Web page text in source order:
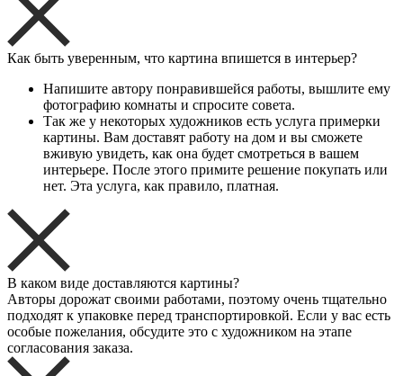
Как быть уверенным, что картина впишется в интерьер?
Напишите автору понравившейся работы, вышлите ему
фотографию комнаты и спросите совета.
Так же у некоторых художников есть услуга примерки
картины. Вам доставят работу на дом и вы сможете
вживую увидеть, как она будет смотреться в вашем
интерьере. После этого примите решение покупать или
нет. Эта услуга, как правило, платная.
В каком виде доставляются картины?
Авторы дорожат своими работами, поэтому очень тщательно
подходят к упаковке перед транспортировкой. Если у вас есть
особые пожелания, обсудите это с художником на этапе
согласования заказа.